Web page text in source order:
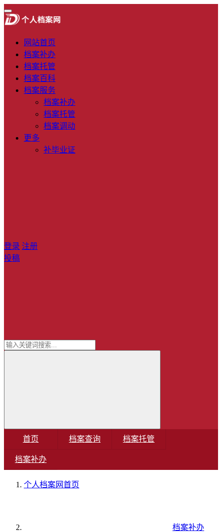
网站首页
档案补办
档案托管
档案百科
档案服务
档案补办
档案托管
档案调动
更多
补毕业证
登录 注册
投稿
首页 档案查询 档案托管
档案补办
个人档案网首页
档案补办